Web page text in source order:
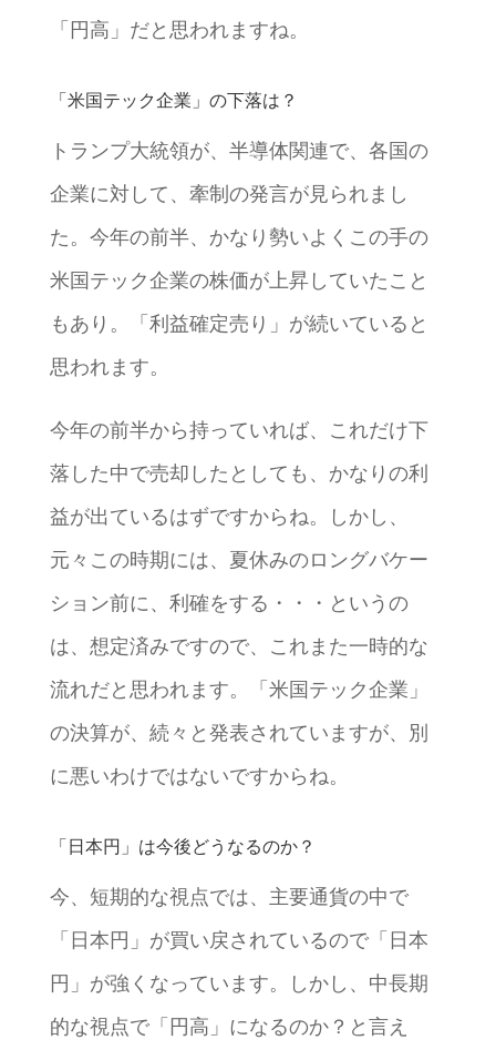
「円高」だと思われますね。
「米国テック企業」の下落は？
トランプ大統領が、半導体関連で、各国の
企業に対して、牽制の発言が見られまし
た。今年の前半、かなり勢いよくこの手の
米国テック企業の株価が上昇していたこと
もあり。「利益確定売り」が続いていると
思われます。
今年の前半から持っていれば、これだけ下
落した中で売却したとしても、かなりの利
益が出ているはずですからね。しかし、
元々この時期には、夏休みのロングバケー
ション前に、利確をする・・・というの
は、想定済みですので、これまた一時的な
流れだと思われます。「米国テック企業」
の決算が、続々と発表されていますが、別
に悪いわけではないですからね。
「日本円」は今後どうなるのか？
今、短期的な視点では、主要通貨の中で
「日本円」が買い戻されているので「日本
円」が強くなっています。しかし、中長期
的な視点で「円高」になるのか？と言え